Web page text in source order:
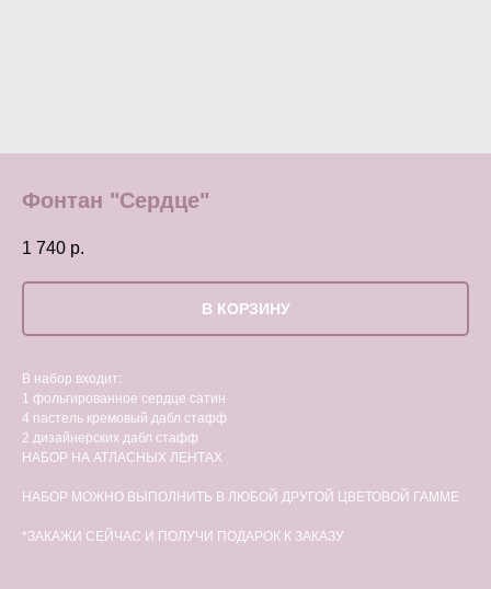
Фонтан "Сердце"
1 740 р.
В КОРЗИНУ
В набор входит:
1 фольгированное сердце сатин
4 пастель кремовый дабл стафф
2 дизайнерских дабл стафф
НАБОР НА АТЛАСНЫХ ЛЕНТАХ
НАБОР МОЖНО ВЫПОЛНИТЬ В ЛЮБОЙ ДРУГОЙ ЦВЕТОВОЙ ГАММЕ
*ЗАКАЖИ СЕЙЧАС И ПОЛУЧИ ПОДАРОК К ЗАКАЗУ